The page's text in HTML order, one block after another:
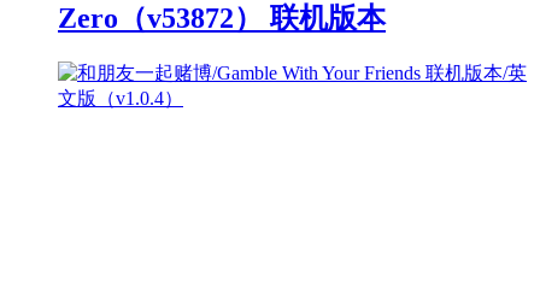
Zero（v53872） 联机版本